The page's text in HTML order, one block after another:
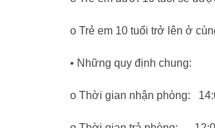
o Trẻ em 10 tuổi trở lên ở
• Những quy định chung:
o Thời gian nhận phòng: